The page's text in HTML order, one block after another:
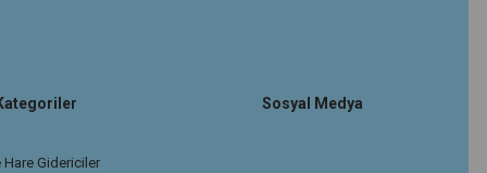
Hare Gidericiler
Sosyal Medya